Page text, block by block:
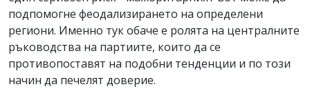
подпомогне феодализирането на определени
региони. Именно тук обаче е ролята на централните
ръководства на партиите, които да се
противопоставят на подобни тенденции и по този
начин да печелят доверие.